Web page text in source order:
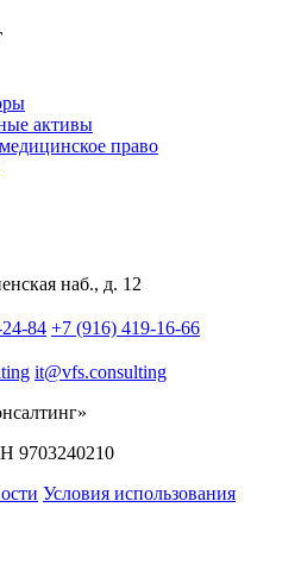
активы
право
наб., д. 12
84 +7 (916) 419-16-66
it@vfs.consulting
9703240210
Условия использования